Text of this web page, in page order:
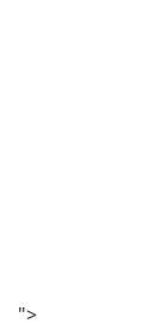
">